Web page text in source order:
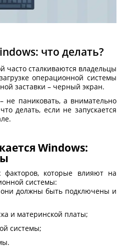
что делать?
часто сталкиваются владельцы
операционной системы
заставки – черный экран.
не паниковать, а внимательно
делать, если не запускается
Windows:
факторов, которые влияют на
системы:
должны быть подключены и
и материнской платы;
системы;